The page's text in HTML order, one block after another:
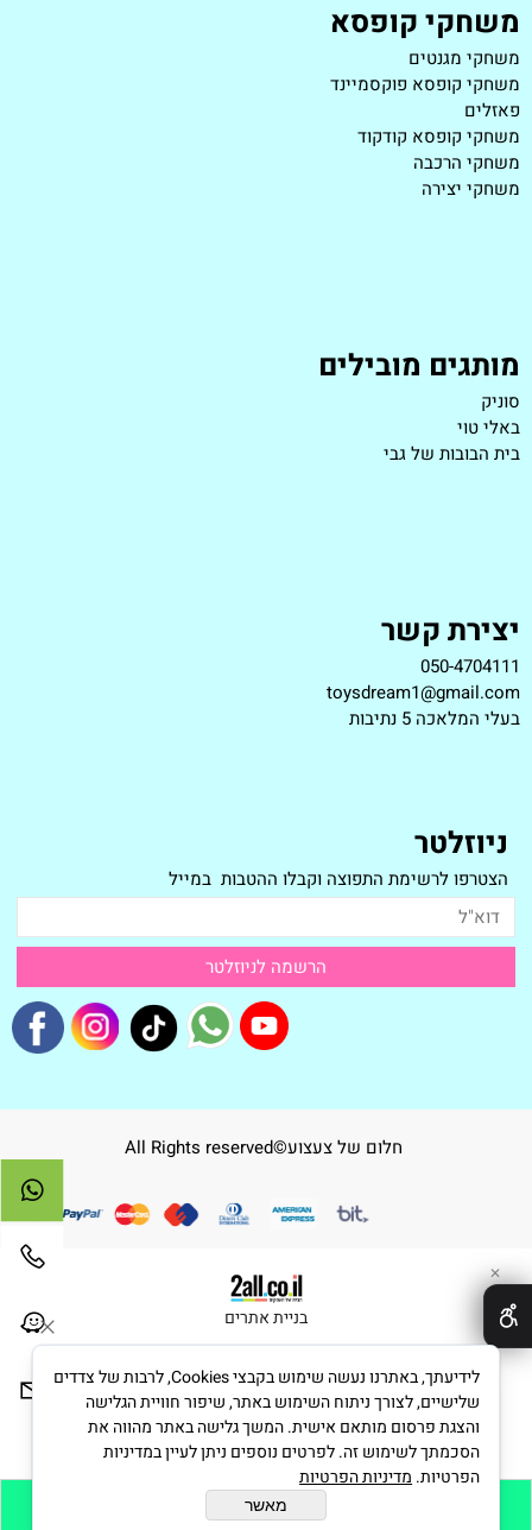
הוסף לסל
משחקי קופסא
משחקי מגנטים
משחקי קופסא פוקסמיינד
פאזלים
משחקי קופסא קודקוד
משחקי הרכבה
משחקי יצירה
מותגים מובילים
סוניק
באלי טוי
בית הבובות של גבי
יצירת קשר
050-4704111
toysdream1@gmail.com
בעלי המלאכה 5 נתיבות
ניוזלטר
הצטרפו לרשימת התפוצה וקבלו ההטבות במייל
חלום של צעצוע©All Rights reserved
בניית אתרים
✕
לידיעתך, באתרנו נעשה שימוש בקבצי Cookies, לרבות של צדדים
שלישיים, לצורך ניתוח השימוש באתר, שיפור חוויית הגלישה
והצגת פרסום מותאם אישית. המשך גלישה באתר מהווה את
הסכמתך לשימוש זה. לפרטים נוספים ניתן לעיין במדיניות
הפרטיות. מדיניות הפרטיות
מאשר